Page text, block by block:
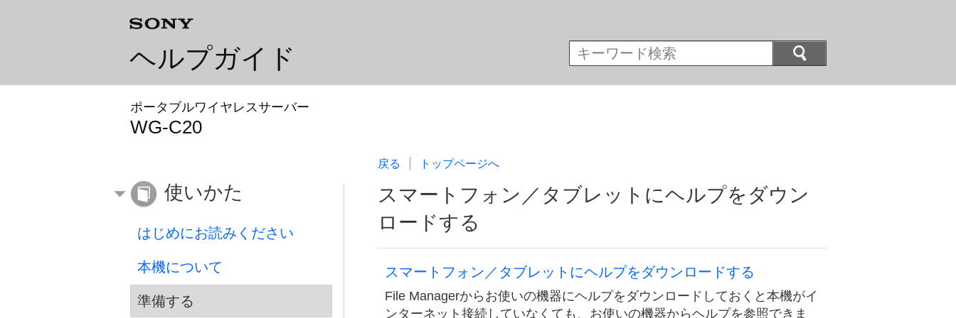
ヘルプガイド
ポータブルワイヤレスサーバー
WG-C20
戻る トップページへ
スマートフォン／タブレットにヘルプをダウン
ロードする
スマートフォン／タブレットにヘルプをダウンロードする
File Managerからお使いの機器にヘルプをダウンロードしておくと本機がイ
ンターネット接続していなくても、お使いの機器からヘルプを参照できま
使いかた
はじめにお読みください
本機について
準備する